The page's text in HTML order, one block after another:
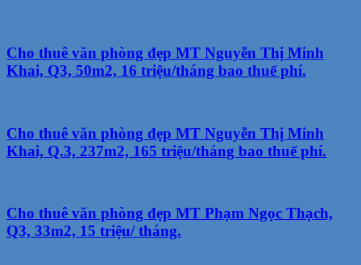
Cho thuê văn phòng đẹp MT Nguyễn Thị Minh
Khai, Q3, 50m2, 16 triệu/tháng bao thuế phí.
Cho thuê văn phòng đẹp MT Nguyễn Thị Minh
Khai, Q.3, 237m2, 165 triệu/tháng bao thuế phí.
Cho thuê văn phòng đẹp MT Phạm Ngọc Thạch,
Q3, 33m2, 15 triệu/ tháng.